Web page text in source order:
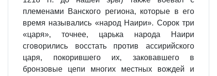
племенами Ванского региона, которые в его
время назывались «народ Наири». Сорок три
«царя», точнее, царька народа Наири
сговорились восстать против ассирийского
царя, покорившего их, заковавшего в
бронзовые цепи многих местных вождей и